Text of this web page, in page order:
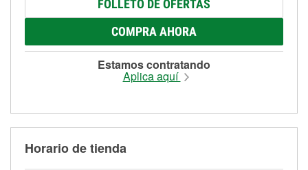
FOLLETO DE OFERTAS
COMPRA AHORA
Estamos contratando
Aplica aquí
Horario de tienda